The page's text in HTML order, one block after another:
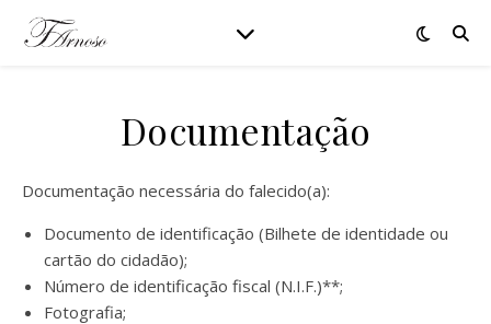
Documentação
Documentação necessária do falecido(a):
Documento de identificação (Bilhete de identidade ou
cartão do cidadão);
Número de identificação fiscal (N.I.F.)**;
Fotografia;